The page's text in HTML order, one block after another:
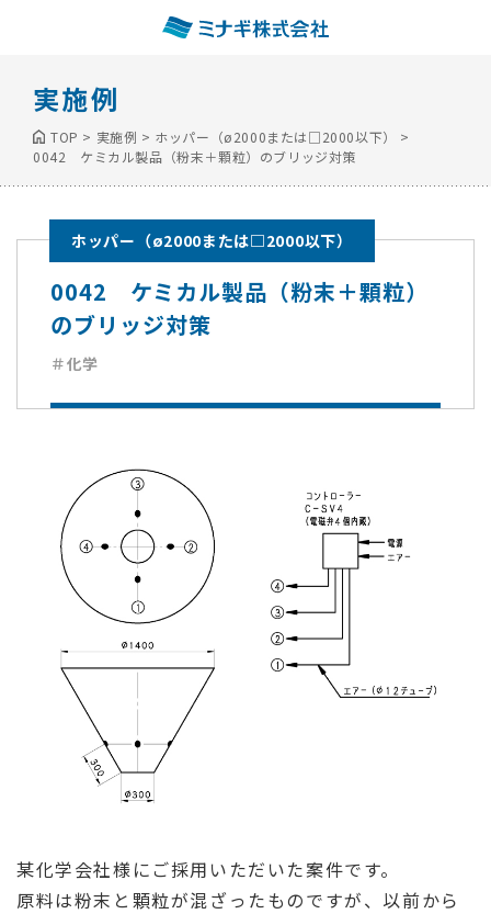
実施例
TOP > 実施例 > ホッパー（ø2000または□2000以下）
>
0042 ケミカル製品（粉末＋顆粒）のブリッジ対策
ホッパー（ø2000または□2000以下）
0042 ケミカル製品（粉末＋顆粒）
のブリッジ対策
＃化学
某化学会社様にご採用いただいた案件です。
原料は粉末と顆粒が混ざったものですが、以前から